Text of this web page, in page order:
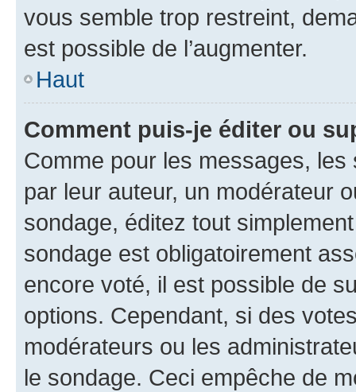
vous semble trop restreint,
est possible de l’augmenter.
Haut
Comment puis-je éditer ou
Comme pour les messages,
par leur auteur, un modérateur
sondage, éditez tout
sondage est obligatoirement
encore voté, il est possible de
options. Cependant, si des
modérateurs ou les
le sondage. Ceci empêche de